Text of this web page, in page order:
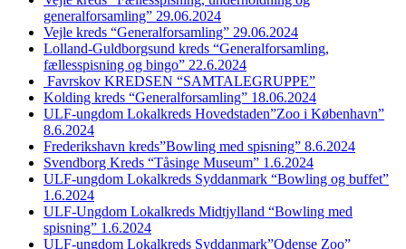
generalforsamling” 29.06.2024
Vejle kreds “Generalforsamling” 29.06.2024
Lolland-Guldborgsund kreds “Generalforsamling,
fællesspisning og bingo” 22.6.2024
Favrskov KREDSEN “SAMTALEGRUPPE”
Kolding kreds “Generalforsamling” 18.06.2024
ULF-ungdom Lokalkreds Hovedstaden”Zoo i København”
8.6.2024
Frederikshavn kreds”Bowling med spisning” 8.6.2024
Svendborg Kreds “Tåsinge Museum” 1.6.2024
ULF-ungdom Lokalkreds Syddanmark “Bowling og buffet”
1.6.2024
ULF-Ungdom Lokalkreds Midtjylland “Bowling med
spisning” 1.6.2024
ULF-ungdom Lokalkreds Syddanmark”Odense Zoo”